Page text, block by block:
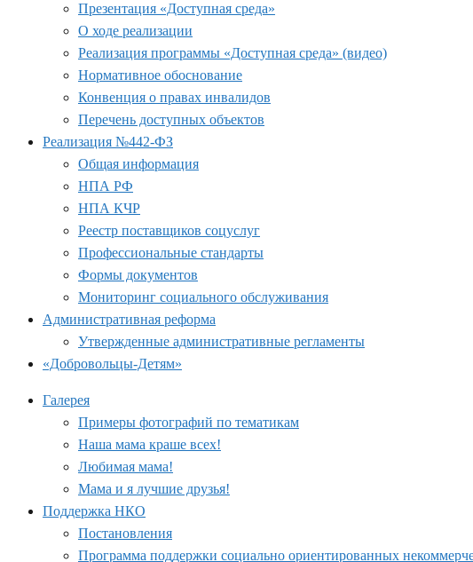
Презентация «Доступная среда»
О ходе реализации
Реализация программы «Доступная среда» (видео)
Нормативное обоснование
Конвенция о правах инвалидов
Перечень доступных объектов
Реализация №442-ФЗ
Общая информация
НПА РФ
НПА КЧР
Реестр поставщиков соцуслуг
Профессиональные стандарты
Формы документов
Мониторинг социального обслуживания
Административная реформа
Утвержденные административные регламенты
«Добровольцы-Детям»
Галерея
Примеры фотографий по тематикам
Наша мама краше всех!
Любимая мама!
Мама и я лучшие друзья!
Поддержка НКО
Постановления
Программа поддержки социально ориентированных